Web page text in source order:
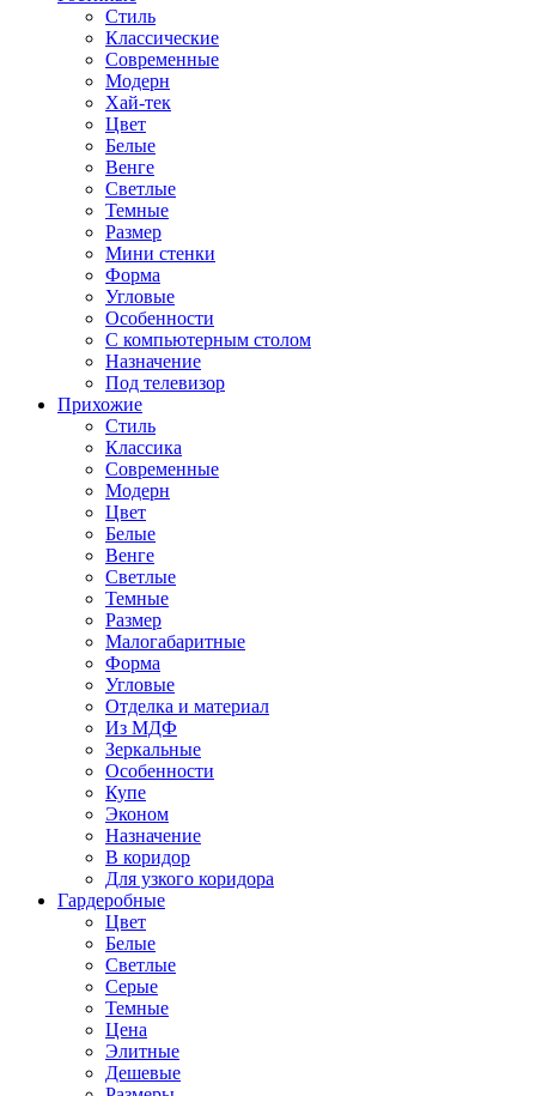
Стиль
Классические
Современные
Модерн
Хай-тек
Цвет
Белые
Венге
Светлые
Темные
Размер
Мини стенки
Форма
Угловые
Особенности
С компьютерным столом
Назначение
Под телевизор
Прихожие
Стиль
Классика
Современные
Модерн
Цвет
Белые
Венге
Светлые
Темные
Размер
Малогабаритные
Форма
Угловые
Отделка и материал
Из МДФ
Зеркальные
Особенности
Купе
Эконом
Назначение
В коридор
Для узкого коридора
Гардеробные
Цвет
Белые
Светлые
Серые
Темные
Цена
Элитные
Дешевые